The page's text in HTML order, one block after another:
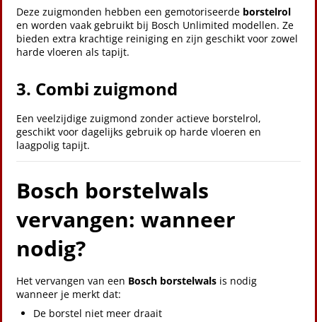
Deze zuigmonden hebben een gemotoriseerde borstelrol
en worden vaak gebruikt bij Bosch Unlimited modellen. Ze
bieden extra krachtige reiniging en zijn geschikt voor zowel
harde vloeren als tapijt.
3. Combi zuigmond
Een veelzijdige zuigmond zonder actieve borstelrol,
geschikt voor dagelijks gebruik op harde vloeren en
laagpolig tapijt.
Bosch borstelwals
vervangen: wanneer
nodig?
Het vervangen van een Bosch borstelwals is nodig
wanneer je merkt dat:
De borstel niet meer draait